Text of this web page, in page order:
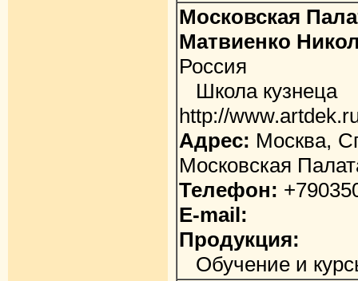
Московская
Матвиенко
Россия
Школа кузнеца
http://
Адрес: Москва,
Московская
Телефон:
E-mail:
Продукция:
Обучение и